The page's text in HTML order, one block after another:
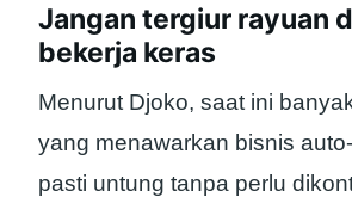
Jangan tergiur rayuan
bekerja keras
Menurut Djoko, saat ini
yang menawarkan bisnis
pasti untung tanpa perlu